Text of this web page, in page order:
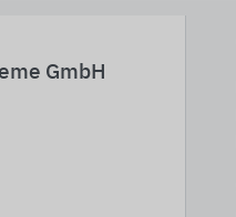
GmbH